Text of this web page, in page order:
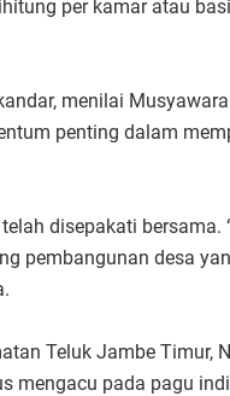
per kamar atau
menilai
penting dalam
disepakati bersama.
pembangunan desa
Teluk Jambe Timur,
mengacu pada pagu